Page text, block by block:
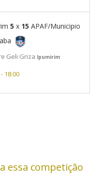
5 x 15 APAF/Municipio
Geli Griza Ipumirim
18:00
essa competição